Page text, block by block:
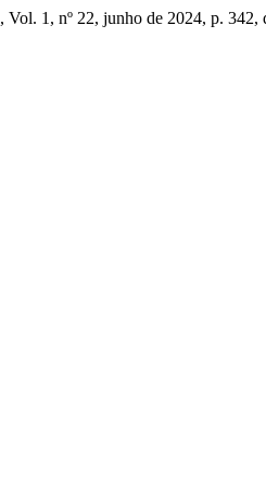
, Vol. 1, nº 22, junho de 2024, p.